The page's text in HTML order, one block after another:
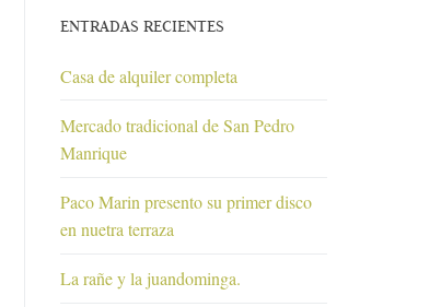
ENTRADAS RECIENTES
Casa de alquiler completa
Mercado tradicional de San Pedro
Manrique
Paco Marin presento su primer disco
en nuetra terraza
La rañe y la juandominga.